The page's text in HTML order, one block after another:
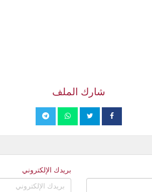
شارك الملف
بريدك الإلكتروني